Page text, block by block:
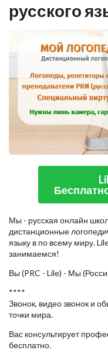
русского
Мы - русская онлайн
дистанционные
языку в по всему миру.
занимаемся!
Вы (PRC - Lile) - Мы
****
Звонок, видео звонок и
точки мира.
Вас консультирует
бесплатно.